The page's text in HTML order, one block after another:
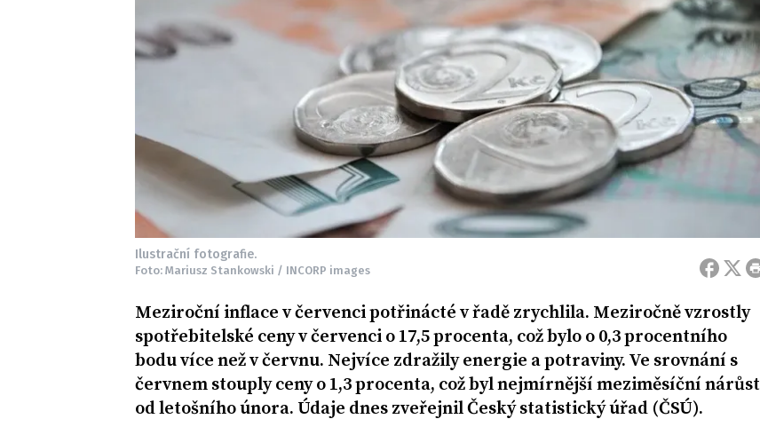
Ilustrační fotografie.
Foto: Mariusz Stankowski / INCORP images
Meziroční inflace v červenci potřinácté v řadě zrychlila. Meziročně vzrostly
spotřebitelské ceny v červenci o 17,5 procenta, což bylo o 0,3 procentního
bodu více než v červnu. Nejvíce zdražily energie a potraviny. Ve srovnání s
červnem stouply ceny o 1,3 procenta, což byl nejmírnější meziměsíční nárůst
od letošního února. Údaje dnes zveřejnil Český statistický úřad (ČSÚ).